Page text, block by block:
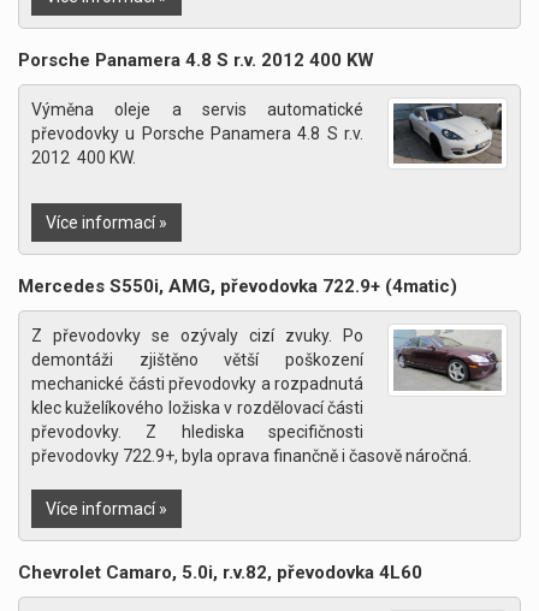
Porsche Panamera 4.8 S r.v. 2012 400 KW
Výměna oleje a servis automatické
převodovky u Porsche Panamera 4.8 S r.v.
2012 400 KW.
Více informací »
Mercedes S550i, AMG, převodovka 722.9+ (4matic)
Z převodovky se ozývaly cizí zvuky. Po
demontáži zjištěno větší poškození
mechanické části převodovky a rozpadnutá
klec kuželíkového ložiska v rozdělovací části
převodovky. Z hlediska specifičnosti
převodovky 722.9+, byla oprava finančně i časově náročná.
Více informací »
Chevrolet Camaro, 5.0i, r.v.82, převodovka 4L60